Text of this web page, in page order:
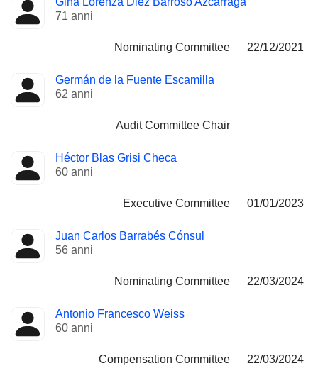
71 anni
Nominating Committee 22/12/2021
Germán de la Fuente Escamilla
62 anni
Audit Committee Chair
Héctor Blas Grisi Checa
60 anni
Executive Committee 01/01/2023
Juan Carlos Barrabés Cónsul
56 anni
Nominating Committee 22/03/2024
Antonio Francesco Weiss
60 anni
Compensation Committee 22/03/2024